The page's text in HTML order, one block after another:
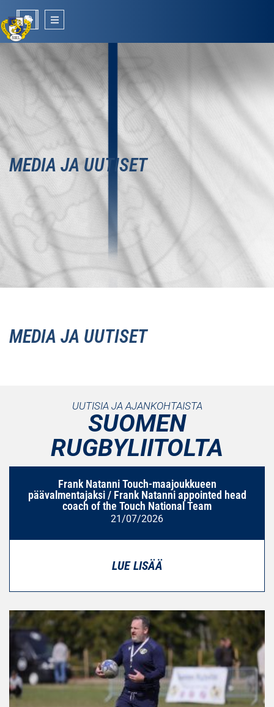
MEDIA JA UUTISET
MEDIA JA UUTISET
UUTISIA JA AJANKOHTAISTA
SUOMEN
RUGBYLIITOLTA
Frank Natanni Touch-maajoukkueen
päävalmentajaksi / Frank Natanni appointed head
coach of the Touch National Team
21/07/2026
LUE LISÄÄ